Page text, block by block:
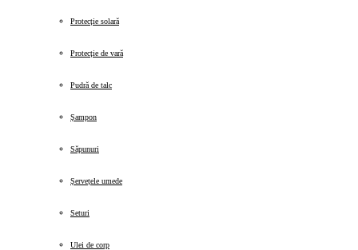
Protecție solară
Protecție de vară
Pudră de talc
Șampon
Săpunuri
Șervețele umede
Seturi
Ulei de corp